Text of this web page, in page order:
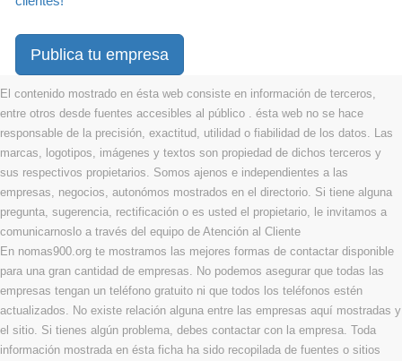
Publica tu empresa
El contenido mostrado en ésta web consiste en información de terceros,
entre otros desde fuentes accesibles al público . ésta web no se hace
responsable de la precisión, exactitud, utilidad o fiabilidad de los datos. Las
marcas, logotipos, imágenes y textos son propiedad de dichos terceros y
sus respectivos propietarios. Somos ajenos e independientes a las
empresas, negocios, autonómos mostrados en el directorio. Si tiene alguna
pregunta, sugerencia, rectificación o es usted el propietario, le invitamos a
comunicarnoslo a través del equipo de Atención al Cliente
En nomas900.org te mostramos las mejores formas de contactar disponible
para una gran cantidad de empresas. No podemos asegurar que todas las
empresas tengan un teléfono gratuito ni que todos los teléfonos estén
actualizados. No existe relación alguna entre las empresas aquí mostradas y
el sitio. Si tienes algún problema, debes contactar con la empresa. Toda
información mostrada en ésta ficha ha sido recopilada de fuentes o sitios